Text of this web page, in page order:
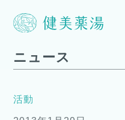
ニュース
活動